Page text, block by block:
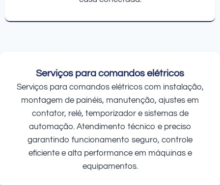
Serviços para comandos elétricos
Serviços para comandos elétricos com instalação,
montagem de painéis, manutenção, ajustes em
contator, relé, temporizador e sistemas de
automação. Atendimento técnico e preciso
garantindo funcionamento seguro, controle
eficiente e alta performance em máquinas e
equipamentos.